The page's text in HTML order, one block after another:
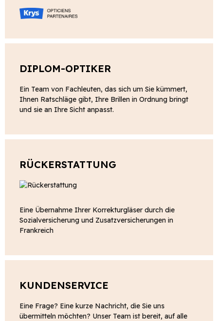
DIPLOM-OPTIKER
Ein Team von Fachleuten, das sich um Sie kümmert,
Ihnen Ratschläge gibt, Ihre Brillen in Ordnung bringt
und sie an Ihre Sicht anpasst.
RÜCKERSTATTUNG
Eine Übernahme Ihrer Korrekturgläser durch die
Sozialversicherung und Zusatzversicherungen in
Frankreich
KUNDENSERVICE
Eine Frage? Eine kurze Nachricht, die Sie uns
übermitteln möchten? Unser Team ist bereit, auf alle